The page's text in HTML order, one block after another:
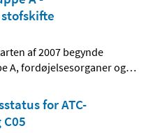
af 2007 begynde
A, fordøjelsesorganer og…
for ATC-